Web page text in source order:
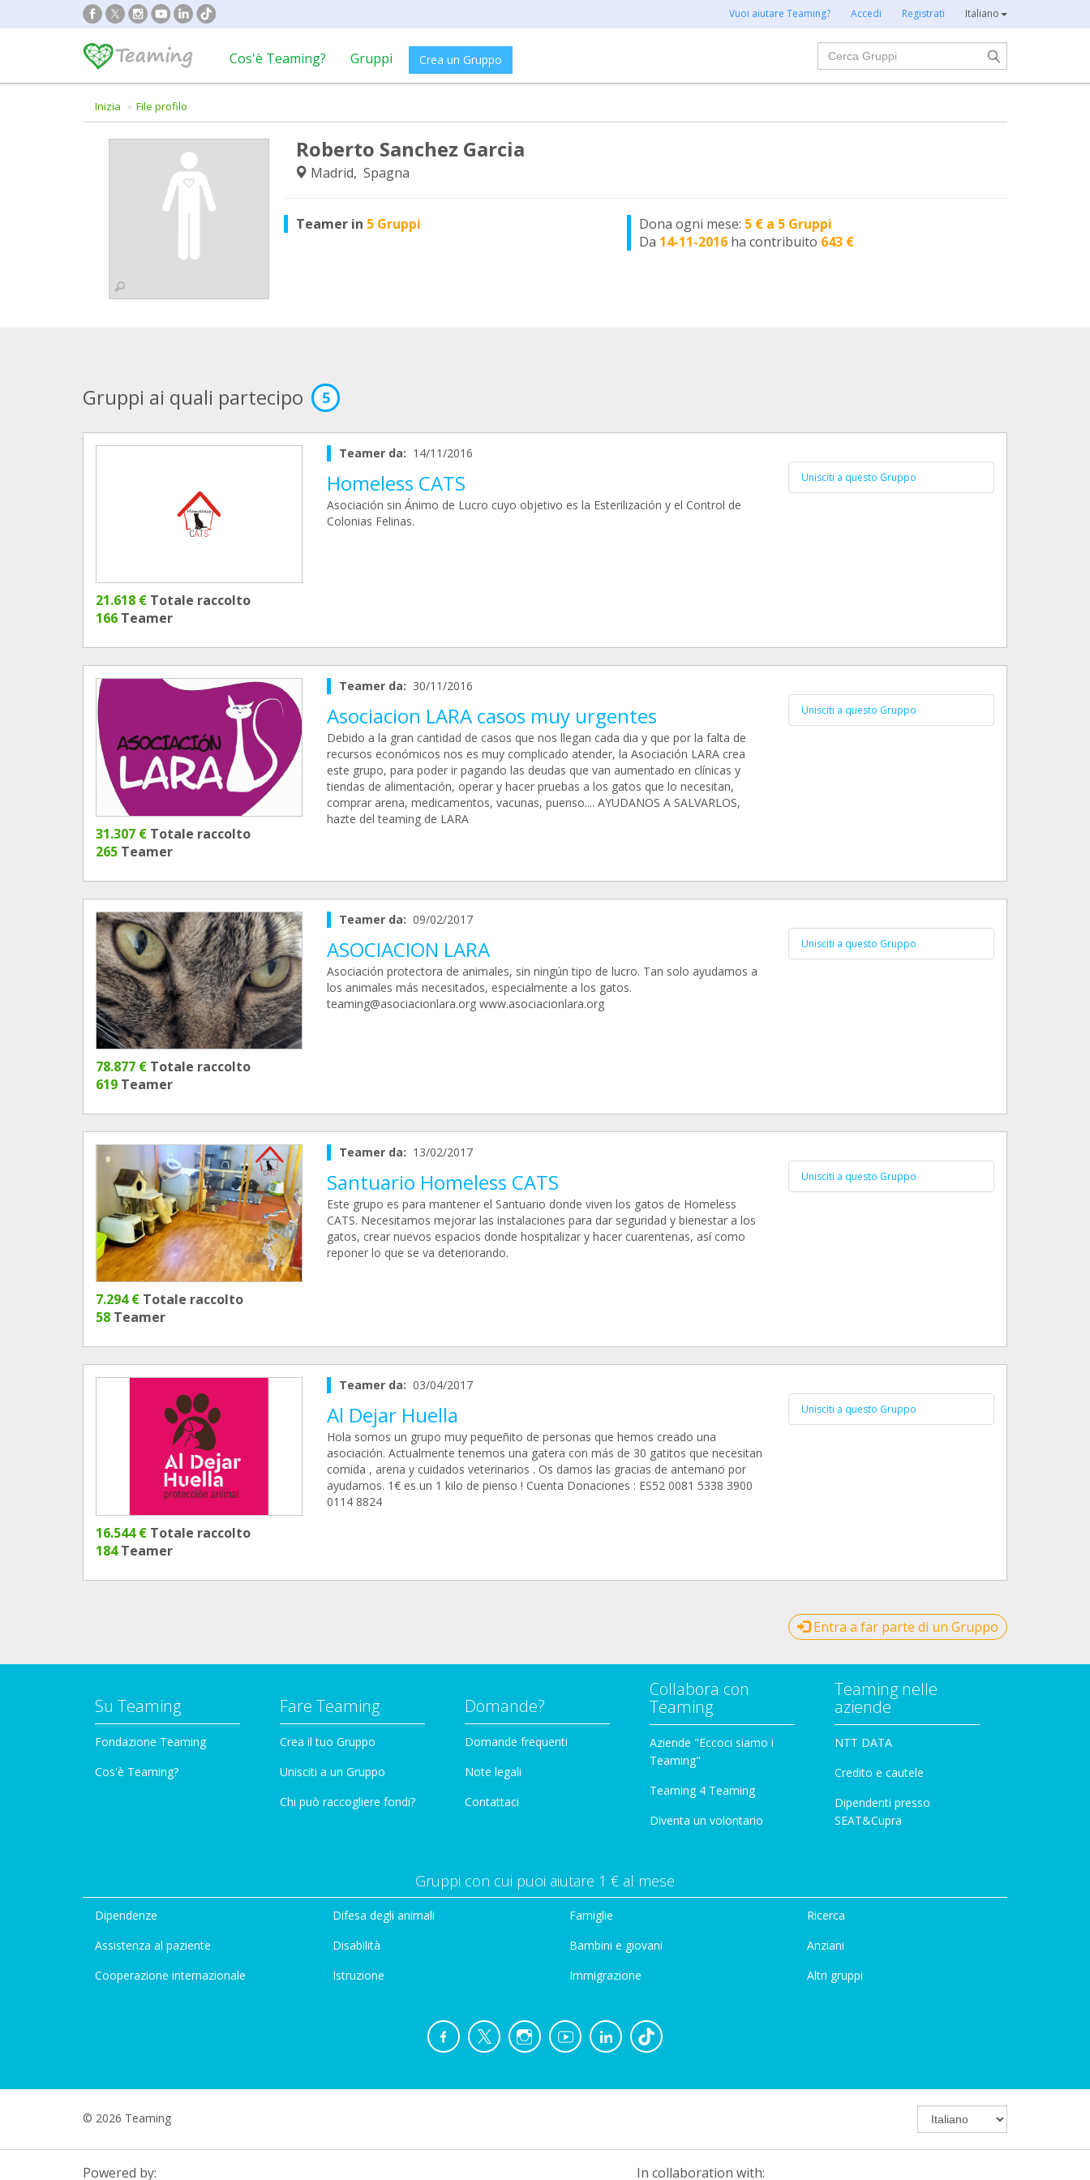
Vuoi aiutare Teaming? Accedi Registrati Italiano
Cos'è Teaming? Gruppi Crea un Gruppo
Cerca
Inizia File profilo
Roberto Sanchez Garcia
Madrid, Spagna
Teamer in 5 Gruppi Dona ogni mese: 5 € a 5 Gruppi
Da 14-11-2016 ha contribuito 643 €
Gruppi ai quali partecipo 5
21.618 € Totale raccolto
166 Teamer
Teamer da: 14/11/2016
Homeless CATS
Asociación sin Ánimo de Lucro cuyo objetivo es la Esterilización y el Control de
Colonias Felinas.
Unisciti a questo Gruppo
31.307 € Totale raccolto
265 Teamer
Teamer da: 30/11/2016
Asociacion LARA casos muy urgentes
Debido a la gran cantidad de casos que nos llegan cada dia y que por la falta de
recursos económicos nos es muy complicado atender, la Asociación LARA crea
este grupo, para poder ir pagando las deudas que van aumentado en clínicas y
tiendas de alimentación, operar y hacer pruebas a los gatos que lo necesitan,
comprar arena, medicamentos, vacunas, puenso.... AYUDANOS A SALVARLOS,
hazte del teaming de LARA
Unisciti a questo Gruppo
78.877 € Totale raccolto
619 Teamer
Teamer da: 09/02/2017
ASOCIACION LARA
Asociación protectora de animales, sin ningún tipo de lucro. Tan solo ayudamos a
los animales más necesitados, especialmente a los gatos.
teaming@asociacionlara.org www.asociacionlara.org
Unisciti a questo Gruppo
7.294 € Totale raccolto
58 Teamer
Teamer da: 13/02/2017
Santuario Homeless CATS
Este grupo es para mantener el Santuario donde viven los gatos de Homeless
CATS. Necesitamos mejorar las instalaciones para dar seguridad y bienestar a los
gatos, crear nuevos espacios donde hospitalizar y hacer cuarentenas, así como
reponer lo que se va deteriorando.
Unisciti a questo Gruppo
16.544 € Totale raccolto
184Teamer
Teamer da: 03/04/2017
Al Dejar Huella
Hola somos un grupo muy pequeñito de personas que hemos creado una
asociación. Actualmente tenemos una gatera con más de 30 gatitos que necesitan
comida , arena y cuidados veterinarios . Os damos las gracias de antemano por
ayudarnos. 1€ es un 1 kilo de pienso ! Cuenta Donaciones : ES52 0081 5338 3900
0114 8824
Unisciti a questo Gruppo
Entra a far parte di un Gruppo
Su Teaming
Fondazione Teaming
Cos'è Teaming?
Fare Teaming
Crea il tuo Gruppo
Unisciti a un Gruppo
Chi può raccogliere fondi?
Domande?
Domande frequenti
Note legali
Contattaci
Collabora con
Teaming
Aziende "Eccoci siamo i
Teaming"
Teaming 4 Teaming
Diventa un volontario
Teaming nelle
aziende
NTT DATA
Credito e cautele
Dipendenti presso
SEAT&Cupra
Gruppi con cui puoi aiutare 1 € al mese
Dipendenze
Assistenza al paziente
Cooperazione internazionale
Difesa degli animali
Disabilità
Istruzione
Famiglie
Bambini e giovani
Immigrazione
Ricerca
Anziani
Altri gruppi
© 2026 Teaming
Powered by: In collaboration with: